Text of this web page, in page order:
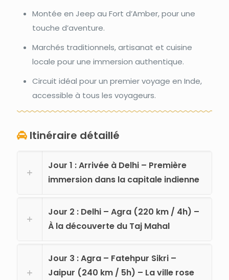
Montée en Jeep au Fort d’Amber, pour une
touche d’aventure.
Marchés traditionnels, artisanat et cuisine
locale pour une immersion authentique.
Circuit idéal pour un premier voyage en Inde,
accessible à tous les voyageurs.
Itinéraire détaillé
Jour 1 : Arrivée à Delhi – Première
immersion dans la capitale indienne
Jour 2 : Delhi – Agra (220 km / 4h) –
À la découverte du Taj Mahal
Jour 3 : Agra – Fatehpur Sikri –
Jaipur (240 km / 5h) – La ville rose